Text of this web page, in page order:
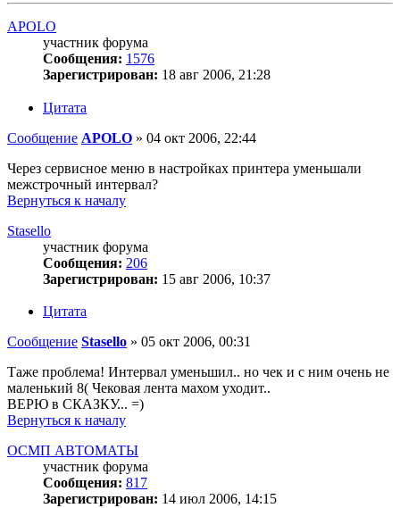
APOLO
участник форума
Сообщения: 1576
Зарегистрирован: 18 авг 2006, 21:28
Цитата
Сообщение APOLO » 04 окт 2006, 22:44
Через сервисное меню в настройках принтера уменьшали
межстрочный интервал?
Вернуться к началу
Stasello
участник форума
Сообщения: 206
Зарегистрирован: 15 авг 2006, 10:37
Цитата
Сообщение Stasello » 05 окт 2006, 00:31
Таже проблема! Интервал уменьшил.. но чек и с ним очень не
маленький 8( Чековая лента махом уходит..
ВЕРЮ в СКАЗКУ... =)
Вернуться к началу
ОСМП АВТОМАТЫ
участник форума
Сообщения: 817
Зарегистрирован: 14 июл 2006, 14:15